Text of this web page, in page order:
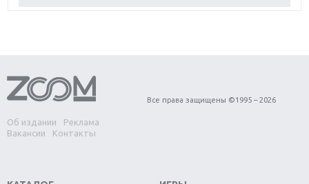
Обзор игры Forza Horizon 4: вершина эволюции
Две важных новинки для консолей: Spider-Man и
Divinity Original Sin 2
Об издании
Реклама
Вакансии
Контакты
Все права защищены ©1995 – 2026